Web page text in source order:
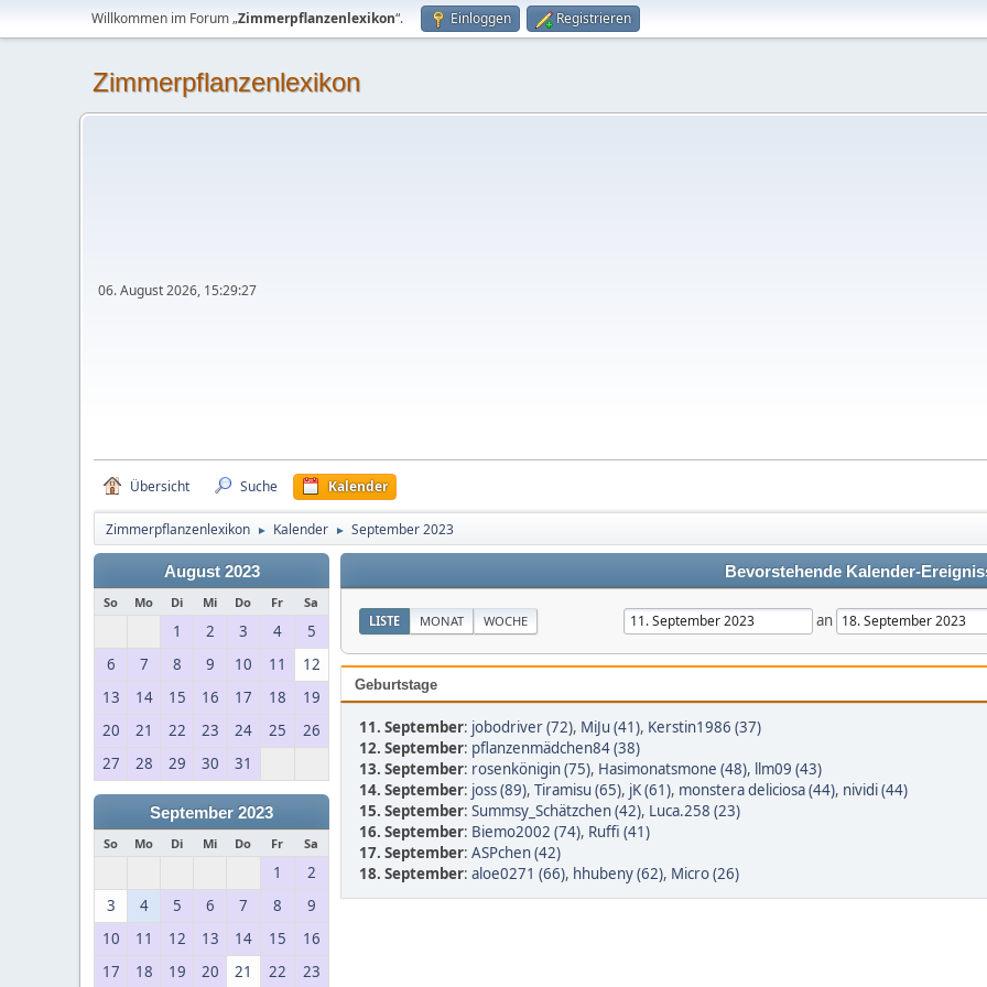
Willkommen im Forum „Zimmerpflanzenlexikon“. Einloggen Registrieren
Zimmerpflanzenlexikon
06. August 2026, 15:29:27
Übersicht Suche Kalender
Zimmerpflanzenlexikon ► Kalender ► September 2023
August 2023
So Mo Di Mi Do Fr Sa
1 2 3 4
5
6
7 8 9 10 11
12
13
14 15 16 17 18
19
20
21 22 23 24 25
26
27
28 29 30 31
September 2023
So Mo Di Mi Do Fr Sa
1
2
3
4 5 6 7 8
9
10
11 12 13 14 15
16
17
18 19 20 21 22 23
Bevorstehende Kalender-
LISTE MONAT WOCHE an
Geburtstage
11. September: jobodriver (72), MiJu (41), Kerstin1986 (37)
12. September: pflanzenmädchen84 (38)
13. September: rosenkönigin (75), Hasimonatsmone (48), llm09 (43)
14. September: joss (89), Tiramisu (65), jK (61), monstera deliciosa (44), nividi (44)
15. September: Summsy_Schätzchen (42), Luca.258 (23)
16. September: Biemo2002 (74), Ruffi (41)
17. September: ASPchen (42)
18. September: aloe0271 (66), hhubeny (62), Micro (26)